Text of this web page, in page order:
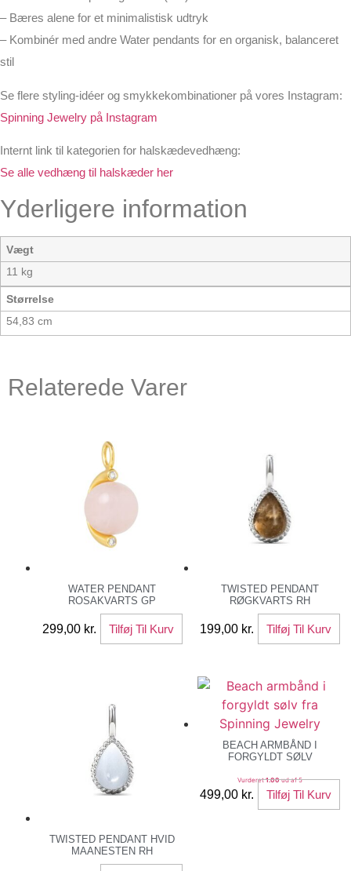
– Bæres alene for et minimalistisk udtryk
– Kombinér med andre Water pendants for en organisk, balanceret
stil
Se flere styling-idéer og smykkekombinationer på vores Instagram:
Spinning Jewelry på Instagram
Internt link til kategorien for halskædevedhæng:
Se alle vedhæng til halskæder her
Yderligere information
Vægt
11 kg
Størrelse
54,83 cm
Relaterede Varer
WATER PENDANT
ROSAKVARTS GP
299,00 kr. Tilføj Til Kurv
TWISTED PENDANT
RØGKVARTS RH
199,00 kr. Tilføj Til Kurv
TWISTED PENDANT HVID
MAANESTEN RH
BEACH ARMBÅND I
FORGYLDT SØLV
Vurderet1.00ud af 5
499,00 kr. Tilføj Til Kurv